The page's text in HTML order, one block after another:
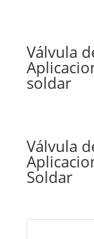
Válvula
soldar
Válvula
Soldar